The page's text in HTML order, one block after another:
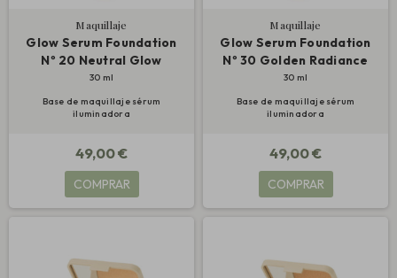
Maquillaje
Glow Serum Foundation
Nº 20 Neutral Glow
30 ml
Base de maquillaje sérum
iluminadora
49,00 €
COMPRAR
Maquillaje
Glow Serum Foundation
Nº 30 Golden Radiance
30 ml
Base de maquillaje sérum
iluminadora
49,00 €
COMPRAR